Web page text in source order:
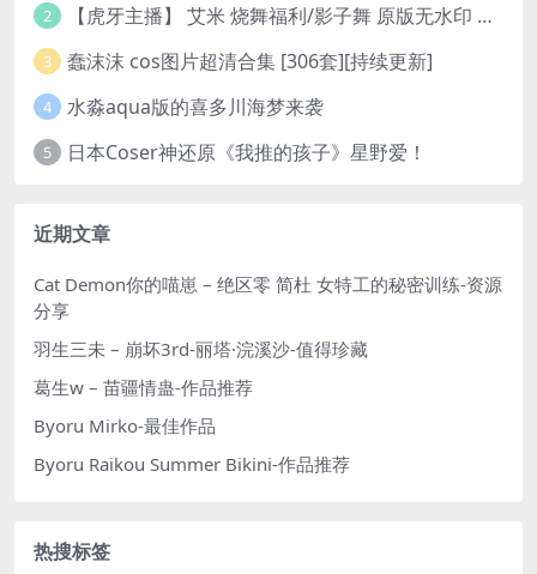
2 【虎牙主播】 艾米 烧舞福利/影子舞 原版无水印 （1v/130m）
3 蠢沫沫 cos图片超清合集 [306套][持续更新]
4 水淼aqua版的喜多川海梦来袭
5 日本Coser神还原《我推的孩子》星野爱！
近期文章
Cat Demon你的喵崽 – 绝区零 简杜 女特工的秘密训练-资源
分享
羽生三未 – 崩坏3rd-丽塔·浣溪沙-值得珍藏
葛生w – 苗疆情蛊-作品推荐
Byoru Mirko-最佳作品
Byoru Raikou Summer Bikini-作品推荐
热搜标签